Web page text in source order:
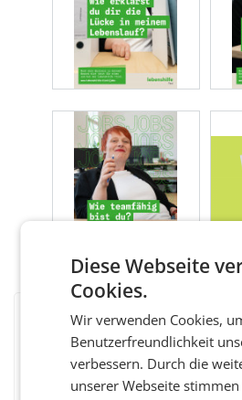
BEWERTEN SIE DIESEN ARTIKEL
Diese Webseite
Cookies.
Wir verwenden Cookies,
Benutzerfreundlichkeit
verbessern. Durch die
unserer Webseite stimmen